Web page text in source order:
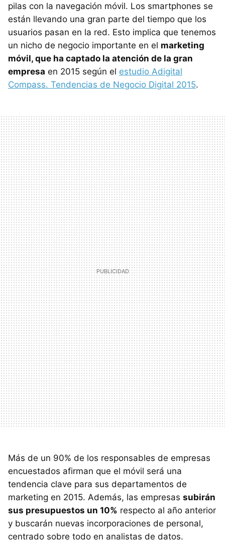
pilas con la navegación móvil. Los smartphones se
están llevando una gran parte del tiempo que los
usuarios pasan en la red. Esto implica que tenemos
un nicho de negocio importante en el marketing
móvil, que ha captado la atención de la gran
empresa en 2015 según el estudio Adigital
Compass. Tendencias de Negocio Digital 2015.
Más de un 90% de los responsables de empresas
encuestados afirman que el móvil será una
tendencia clave para sus departamentos de
marketing en 2015. Además, las empresas subirán
sus presupuestos un 10% respecto al año anterior
y buscarán nuevas incorporaciones de personal,
centrado sobre todo en analistas de datos.